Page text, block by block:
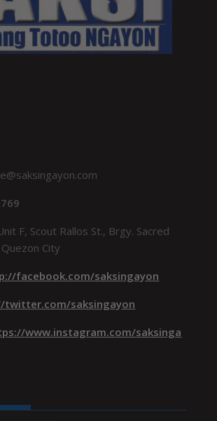
F, Scout Rallos St., Brgy. Sacred
City
facebook.com/saksingayon
saksingayon
www.instagram.com/saksinga